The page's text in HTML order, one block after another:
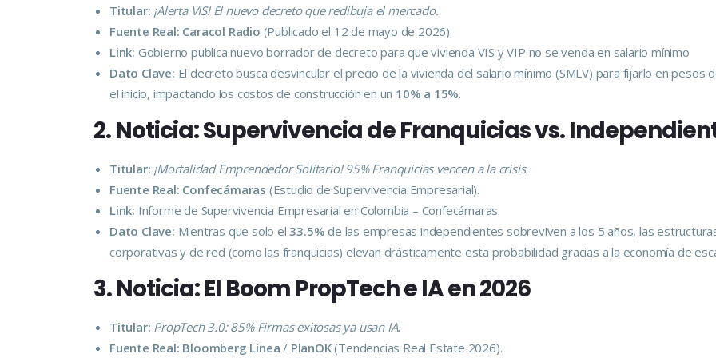
Titular: ¡Alerta VIS! El nuevo decreto que redibuja el mercado.
Fuente Real: Caracol Radio (Publicado el 12 de mayo de 2026).
Link: Gobierno publica nuevo borrador de decreto para que vivienda VIS y VIP no se venda en salario mínimo
Dato Clave: El decreto busca desvincular el precio de la vivienda del salario mínimo (SMLV) para fijarlo en pesos
el inicio, impactando los costos de construcción en un 10% a 15%.
2. Noticia: Supervivencia de Franquicias vs.
Titular: ¡Mortalidad Emprendedor Solitario! 95% Franquicias vencen a la crisis.
Fuente Real: Confecámaras (Estudio de Supervivencia Empresarial).
Link: Informe de Supervivencia Empresarial en Colombia – Confecámaras
Dato Clave: Mientras que solo el33.5% de las empresas independientes sobreviven a los 5 años, las
corporativas y de red (como las franquicias) elevan drásticamente esta probabilidad gracias a la economía de
3. Noticia: El Boom PropTech e IA en 2026
Titular: PropTech 3.0: 85% Firmas exitosas ya usan IA.
Fuente Real: Bloomberg Línea / PlanOK(Tendencias Real Estate 2026).